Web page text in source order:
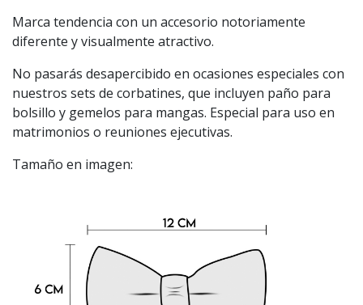
Marca tendencia con un accesorio notoriamente
diferente y visualmente atractivo.
No pasarás desapercibido en ocasiones especiales con
nuestros sets de corbatines, que incluyen paño para
bolsillo y gemelos para mangas. Especial para uso en
matrimonios o reuniones ejecutivas.
Tamaño en imagen: